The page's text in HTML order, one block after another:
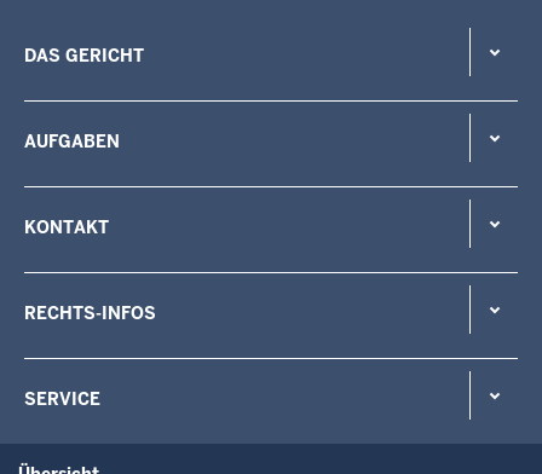
DAS GERICHT
AUFGABEN
KONTAKT
RECHTS-INFOS
SERVICE